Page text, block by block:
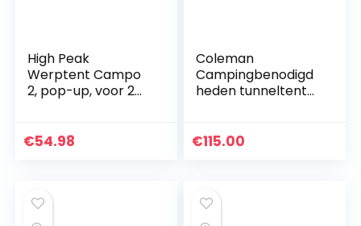
High Peak
Werptent Campo
2, pop-up, voor 2
badbodem, super
€54.98
Coleman
Campingbenodigd
heden tunneltent
€115.00